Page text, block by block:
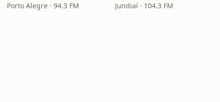
Porto Alegre · 94.3 FM Jundiaí · 104.3 FM